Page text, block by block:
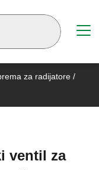
za radijatore /
ventil za